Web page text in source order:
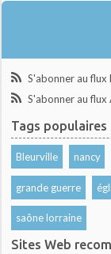
S'abonner au flux
S'abonner au flux
Tags populaires
Bleurville nancy
grande guerre
saône lorraine
Sites Web